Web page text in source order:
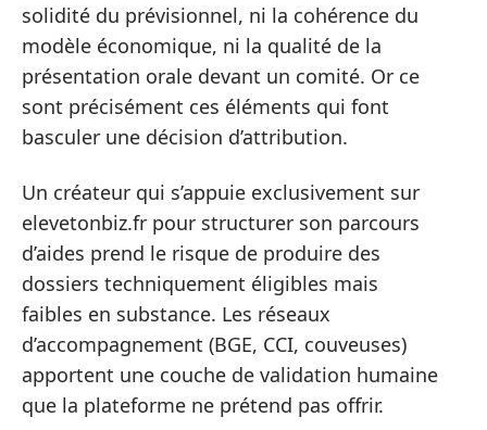
solidité du prévisionnel, ni la cohérence du
modèle économique, ni la qualité de la
présentation orale devant un comité. Or ce
sont précisément ces éléments qui font
basculer une décision d’attribution.
Un créateur qui s’appuie exclusivement sur
elevetonbiz.fr pour structurer son parcours
d’aides prend le risque de produire des
dossiers techniquement éligibles mais
faibles en substance. Les réseaux
d’accompagnement (BGE, CCI, couveuses)
apportent une couche de validation humaine
que la plateforme ne prétend pas offrir.